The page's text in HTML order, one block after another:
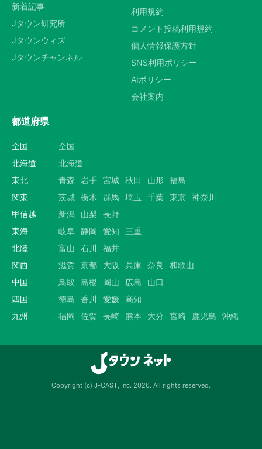
新着記事
Jタウン研究所
Jタウンウィズ
Jタウンチャンネル
利用規約
コメント投稿利用規約
個人情報保護方針
SNS利用ポリシー
AIポリシー
会社案内
都道府県
全国
全国
北海道
北海道
東北
青森 岩手 宮城 秋田 山形 福島
関東
茨城 栃木 群馬 埼玉 千葉 東京 神奈川
甲信越
新潟 山梨
長野
東海
岐阜 静岡 愛知
三重
北陸
富山 石川
福井
関西
滋賀 京都 大阪 兵庫 奈良
和歌山
中国
鳥取 島根 岡山 広島
山口
四国
徳島 香川 愛媛 高知
九州
福岡 佐賀 長崎 熊本 大分 宮崎 鹿児島 沖縄
Copyright (c) J-CAST, Inc. 2026. All rights reserved.